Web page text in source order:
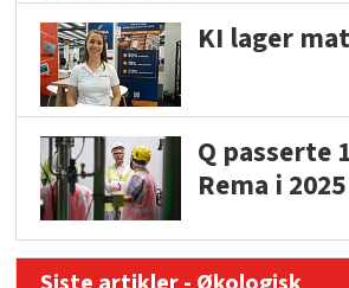
KI lager
Q passerte
Rema i 2025